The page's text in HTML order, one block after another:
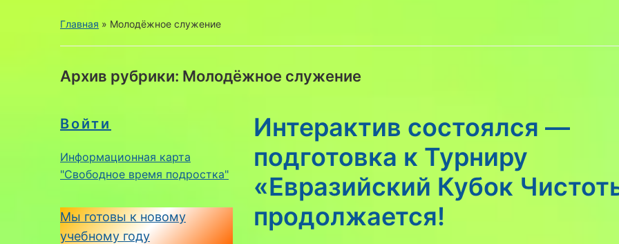
Главная » Молодёжное служение
Архив рубрики: Молодёжное служение
Войти
Информационная карта
"Свободное время подростка"
Мы готовы к новому
учебному году
Интерактив состоялся —
подготовка к Турниру
«Евразийский Кубок
продолжается!